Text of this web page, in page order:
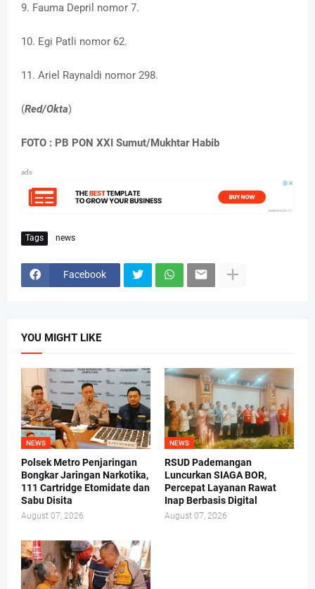
9. Fauma Depril nomor 7.
10. Egi Patli nomor 62.
11. Ariel Raynaldi nomor 298.
(Red/Okta)
FOTO : PB PON XXI Sumut/Mukhtar Habib
ads
Tags news
Facebook
YOU MIGHT LIKE
NEWS
Polsek Metro Penjaringan
Bongkar Jaringan Narkotika,
111 Cartridge Etomidate dan
Sabu Disita
August 07, 2026
NEWS
RSUD Pademangan
Luncurkan SIAGA BOR,
Percepat Layanan Rawat
Inap Berbasis Digital
August 07, 2026